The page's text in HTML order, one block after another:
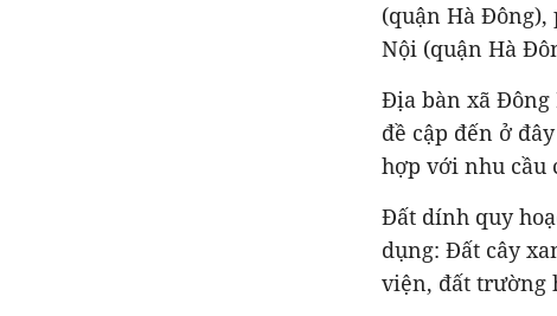
(quận Hà
Nội (quận Hà
Địa bàn xã Đông
đề cập đến ở
hợp với nhu cầu
Đất dính quy
dụng: Đất cây
viện, đất trường